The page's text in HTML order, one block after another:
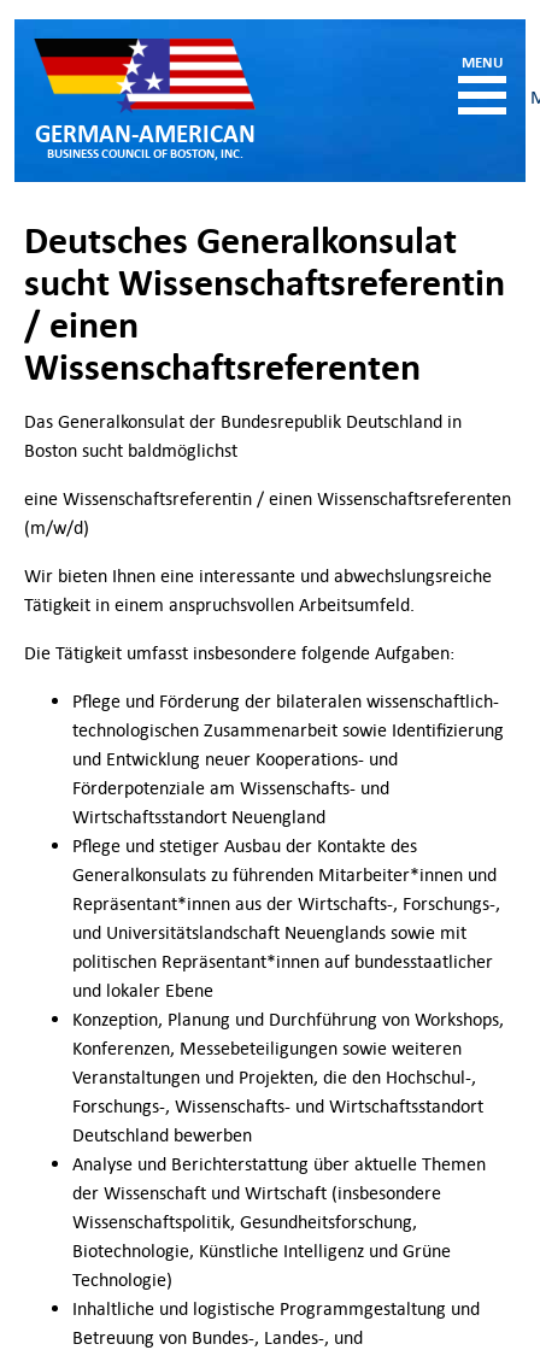
GERMAN-AMERICAN
BUSINESS COUNCIL OF BOSTON, INC.
Benefits and Costs
Become a member
Member Directory
Our Corporate Members
RESOURCES
Job & Internship Opportunities
German-American Organizations in MA
German-American Organizations in Germany
Government Agencies
Mentoring Program
EVENTS
Events (until 2024)
YOUNG PROFESSIONALS
About the Young Professionals Group
YP Steering Committee 2026
Young Professional Events
Mentoring Program
2025 Rising Leaders Award
NEWS
ABOUT US
Executive Team and Board
Advisory Council
Contact Us
Deutsches Generalkonsulat
sucht Wissenschaftsreferentin
/ einen
Wissenschaftsreferenten
Das Generalkonsulat der Bundesrepublik Deutschland in
Boston sucht baldmöglichst
eine Wissenschaftsreferentin / einen Wissenschaftsreferenten
(m/w/d)
Wir bieten Ihnen eine interessante und abwechslungsreiche
Tätigkeit in einem anspruchsvollen Arbeitsumfeld.
Die Tätigkeit umfasst insbesondere folgende Aufgaben:
Pflege und Förderung der bilateralen wissenschaftlich-
technologischen Zusammenarbeit sowie Identifizierung
und Entwicklung neuer Kooperations- und
Förderpotenziale am Wissenschafts- und
Wirtschaftsstandort Neuengland
Pflege und stetiger Ausbau der Kontakte des
Generalkonsulats zu führenden Mitarbeiter*innen und
Repräsentant*innen aus der Wirtschafts-, Forschungs-,
und Universitätslandschaft Neuenglands sowie mit
politischen Repräsentant*innen auf bundesstaatlicher
und lokaler Ebene
Konzeption, Planung und Durchführung von Workshops,
Konferenzen, Messebeteiligungen sowie weiteren
Veranstaltungen und Projekten, die den Hochschul-,
Forschungs-, Wissenschafts- und Wirtschaftsstandort
Deutschland bewerben
Analyse und Berichterstattung über aktuelle Themen
der Wissenschaft und Wirtschaft (insbesondere
Wissenschaftspolitik, Gesundheitsforschung,
Biotechnologie, Künstliche Intelligenz und Grüne
Technologie)
Inhaltliche und logistische Programmgestaltung und
Betreuung von Bundes-, Landes-, und